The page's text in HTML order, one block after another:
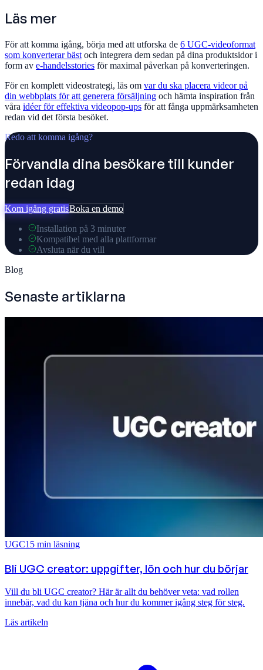
Läs mer
För att komma igång, börja med att utforska de 6 UGC-videoformat
som konverterar bäst och integrera dem sedan på dina produktsidor i
form av e-handelsstories för maximal påverkan på konverteringen.
För en komplett videostrategi, läs om var du ska placera videor på
din webbplats för att generera försäljning och hämta inspiration från
våra idéer för effektiva videopop-ups för att fånga uppmärksamheten
redan vid det första besöket.
Redo att komma igång?
Förvandla dina besökare till kunder
redan idag
Kom igång gratisBoka en demo
Installation på 3 minuter
Kompatibel med alla plattformar
Avsluta när du vill
Blog
Senaste artiklarna
UGC15 min läsning
Bli UGC creator: uppgifter, lön och hur du börjar
Vill du bli UGC creator? Här är allt du behöver veta: vad rollen
innebär, vad du kan tjäna och hur du kommer igång steg för steg.
Läs artikeln